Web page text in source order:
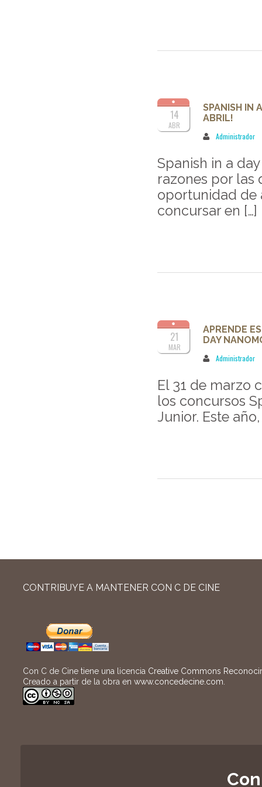
14
ABR
SPANISH IN
ABRIL!
Administrador
Spanish in a
razones por las
oportunidad de
concursar en […]
21
MAR
APRENDE
DAY
Administrador
El 31 de marzo
los concursos
Junior. Este
CONTRIBUYE A MANTENER CON C DE CINE
Con C de Cine tiene una licencia Creative Commons
Creado a partir de la obra enwww.concedecine.com